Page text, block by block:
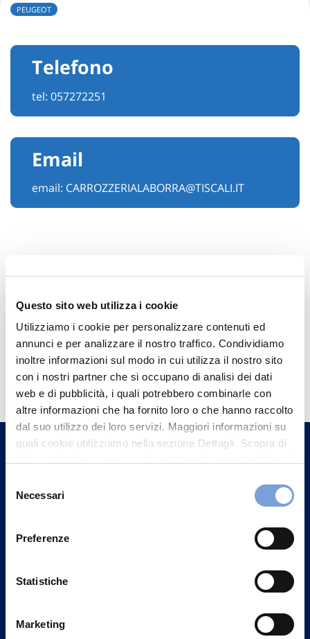
Questo sito web utilizza i cookie
Utilizziamo i cookie per personalizzare contenuti ed
annunci e per analizzare il nostro traffico. Condividiamo
inoltre informazioni sul modo in cui utilizza il nostro sito
con i nostri partner che si occupano di analisi dei dati
web e di pubblicità, i quali potrebbero combinarle con
altre informazioni che ha fornito loro o che hanno raccolto
dal suo utilizzo dei loro servizi. Maggiori informazioni su
quali cookie utilizziamo nella sezione Dettagli. Scopra di
può trovare nel footer del sito nella sezione "Informativa
delNecessari
Preferenze
Statistiche
Marketing
PEUGEOT
Telefono
tel: 057272251
Email
email: CARROZZERIALABORRA@TISCALI.IT
Hai bisogno di
informazioni?
Trova l'Agenzia più vicina a te e parla con
un nostro Agente.